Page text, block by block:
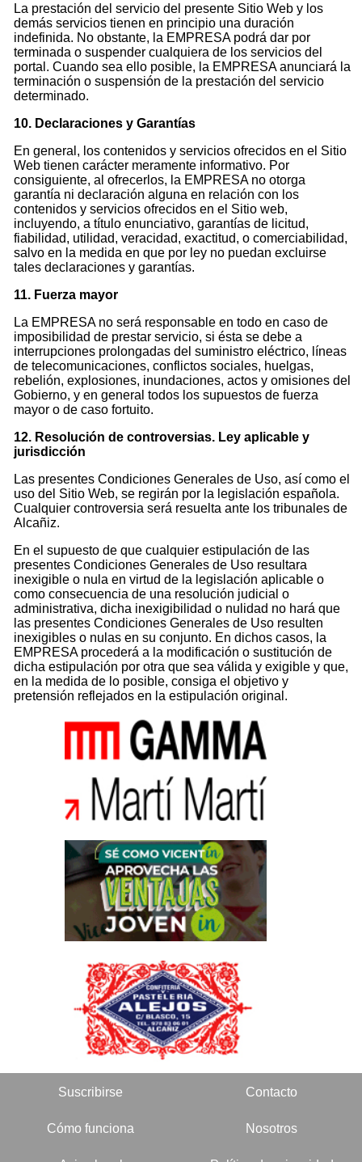
La prestación del servicio del presente Sitio Web y los
demás servicios tienen en principio una duración
indefinida. No obstante, la EMPRESA podrá dar por
terminada o suspender cualquiera de los servicios del
portal. Cuando sea ello posible, la EMPRESA anunciará la
terminación o suspensión de la prestación del servicio
determinado.
10. Declaraciones y Garantías
En general, los contenidos y servicios ofrecidos en el Sitio
Web tienen carácter meramente informativo. Por
consiguiente, al ofrecerlos, la EMPRESA no otorga
garantía ni declaración alguna en relación con los
contenidos y servicios ofrecidos en el Sitio web,
incluyendo, a título enunciativo, garantías de licitud,
fiabilidad, utilidad, veracidad, exactitud, o comerciabilidad,
salvo en la medida en que por ley no puedan excluirse
tales declaraciones y garantías.
11. Fuerza mayor
La EMPRESA no será responsable en todo en caso de
imposibilidad de prestar servicio, si ésta se debe a
interrupciones prolongadas del suministro eléctrico, líneas
de telecomunicaciones, conflictos sociales, huelgas,
rebelión, explosiones, inundaciones, actos y omisiones del
Gobierno, y en general todos los supuestos de fuerza
mayor o de caso fortuito.
12. Resolución de controversias. Ley aplicable y
jurisdicción
Las presentes Condiciones Generales de Uso, así como el
uso del Sitio Web, se regirán por la legislación española.
Cualquier controversia será resuelta ante los tribunales de
Alcañiz.
En el supuesto de que cualquier estipulación de las
presentes Condiciones Generales de Uso resultara
inexigible o nula en virtud de la legislación aplicable o
como consecuencia de una resolución judicial o
administrativa, dicha inexigibilidad o nulidad no hará que
las presentes Condiciones Generales de Uso resulten
inexigibles o nulas en su conjunto. En dichos casos, la
EMPRESA procederá a la modificación o sustitución de
dicha estipulación por otra que sea válida y exigible y que,
en la medida de lo posible, consiga el objetivo y
pretensión reflejados en la estipulación original.
Suscribirse Contacto
Cómo funciona Nosotros